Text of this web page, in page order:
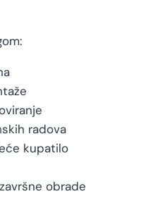
radova
kupatilo
obrade